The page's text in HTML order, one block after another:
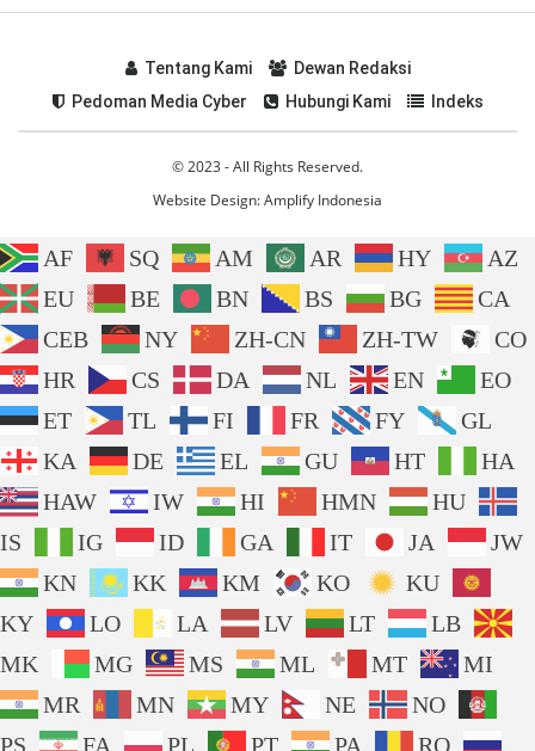
Tentang Kami
Dewan Redaksi
Pedoman Media Cyber
Hubungi Kami Indeks
© 2023 - All Rights Reserved.
Website Design:Amplify Indonesia
AF SQ AM AR HY
AZ
EU
BE BN BS BG
CA
CEB
NY ZH-CN ZH-TW
CO
HR
CS DA NL EN
EO
ET
TL FI FR FY
GL
KA
DE EL GU HT
HA
HAW
IW HI HMN
HU
IS
IG ID GA IT JA
JW
KN
KK KM KO
KU
KY
LO LA LV LT
LB
MK
MG MS ML MT
MI
MR
MN MY NE
NO
PS
FA PL PT PA RO